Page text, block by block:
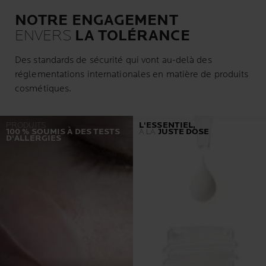
NOTRE ENGAGEMENT
ENVERS LA TOLÉRANCE
Des standards de sécurité qui vont au-delà des
réglementations internationales en matière de produits
cosmétiques.
PRODUITS
100 % SOUMISÀ DES TESTS
D'ALLERGIES
L'ESSENTIEL,
À LA JUSTE DOSE